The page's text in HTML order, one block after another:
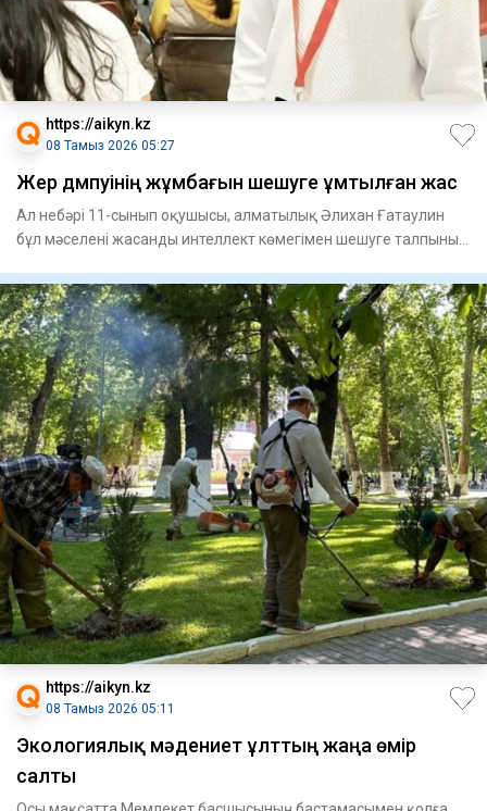
https://aikyn.kz
08 Тамыз 2026 05:27
Жер дүмпуінің жұмбағын шешуге ұмтылған жас
Ал небәрі 11-сынып оқушысы, алматылық Әлихан Ғатаулин
бұл мәселені жасанды интеллект көмегімен шешуге талпынып
https://aikyn.kz
08 Тамыз 2026 05:11
Экологиялық мәдениет ұлттың жаңа өмір
салты